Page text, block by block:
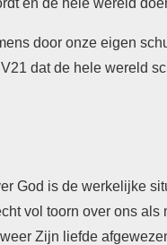
en de hele wereld
door onze eigen
dat de hele wereld
God is de werkelijke
vol toorn over ons
Zijn liefde